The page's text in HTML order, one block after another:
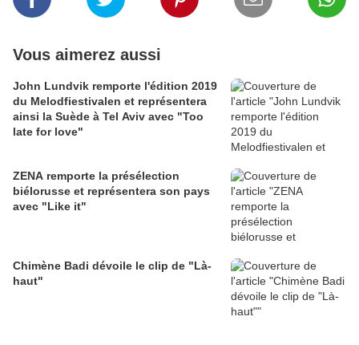
Vous aimerez aussi
John Lundvik remporte l'édition 2019
du Melodfiestivalen et représentera
ainsi la Suède à Tel Aviv avec "Too
late for love"
ZENA remporte la présélection
biélorusse et représentera son pays
avec "Like it"
Chimène Badi dévoile le clip de "Là-
haut"